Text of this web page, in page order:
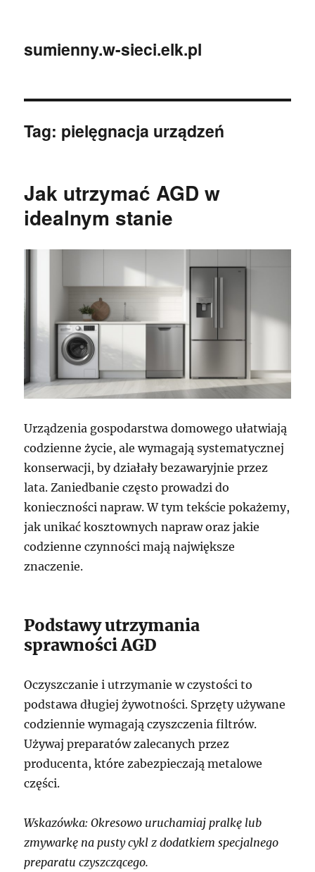
sumienny.w-sieci.elk.pl
Tag: pielęgnacja urządzeń
Jak utrzymać AGD w
idealnym stanie
Urządzenia gospodarstwa domowego ułatwiają
codzienne życie, ale wymagają systematycznej
konserwacji, by działały bezawaryjnie przez
lata. Zaniedbanie często prowadzi do
konieczności napraw. W tym tekście pokażemy,
jak unikać kosztownych napraw oraz jakie
codzienne czynności mają największe
znaczenie.
Podstawy utrzymania
sprawności AGD
Oczyszczanie i utrzymanie w czystości to
podstawa długiej żywotności. Sprzęty używane
codziennie wymagają czyszczenia filtrów.
Używaj preparatów zalecanych przez
producenta, które zabezpieczają metalowe
części.
Wskazówka: Okresowo uruchamiaj pralkę lub
zmywarkę na pusty cykl z dodatkiem specjalnego
preparatu czyszczącego.